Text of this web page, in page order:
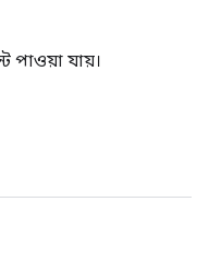
পাওয়া যায়।